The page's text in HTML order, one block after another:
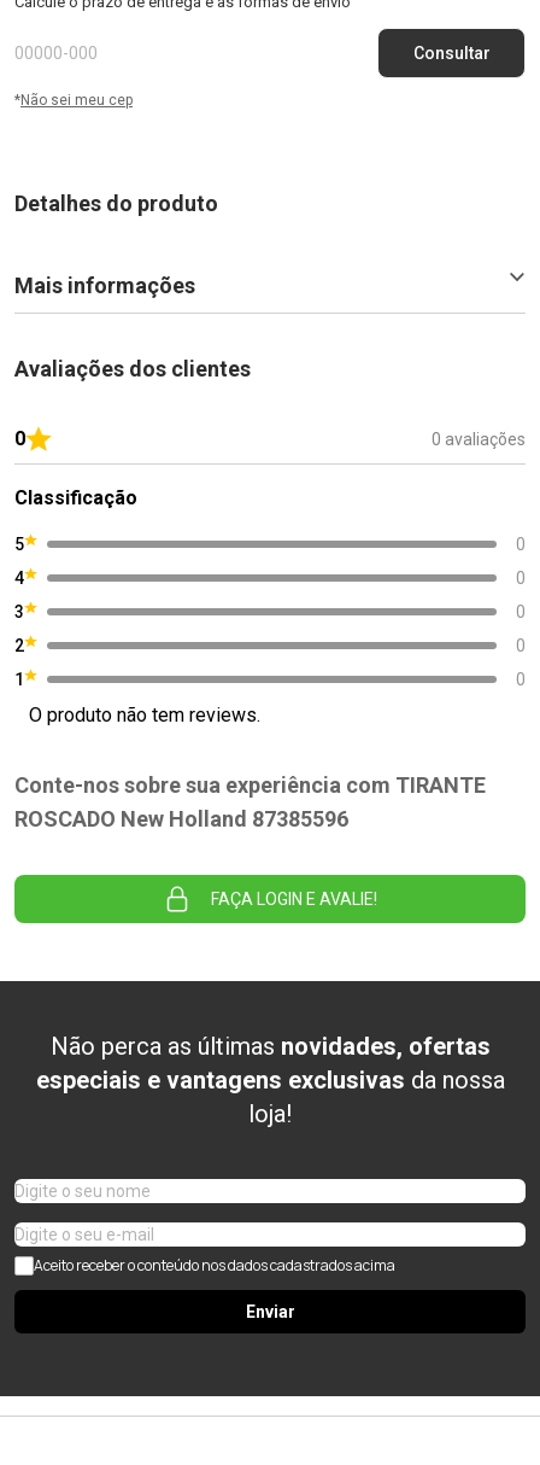
*Não sei meu cep
Detalhes do produto
Mais informações
Avaliações dos clientes
0 0 avaliações
Classificação
5
0
4
0
3
0
2
0
1
0
O produto não tem reviews.
Conte-nos sobre sua experiência com TIRANTE
ROSCADO New Holland 87385596
FAÇA LOGIN E AVALIE!
Não perca as últimas novidades, ofertas
especiais e vantagens exclusivas da nossa
loja!
Aceito receber o conteúdo nos dados cadastrados acima
Enviar